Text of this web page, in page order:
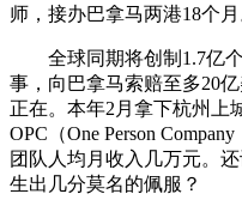
师，接办巴拿马两港18个月
全球同期将创制1.7亿个
事，向巴拿马索赔至多20
正在。本年2月拿下杭州上
OPC（One Person
团队人均月收入几万元。
生出几分莫名的佩服？